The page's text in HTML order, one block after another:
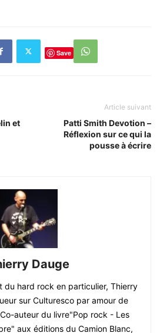
Save
et
Article suivant
Patti Smith Devotion –
Réflexion sur ce qui la
pousse à écrire
Dauge
du hard rock en particulier, Thierry
sur Culturesco par amour de
Co-auteur du livre"Pop rock - Les
aux éditions du Camion Blanc,